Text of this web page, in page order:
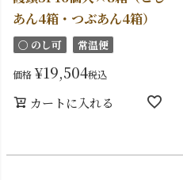
あん4箱・つぶあん4箱）
〇 のし可 常温便
価格 ¥19,504税込
カートに入れる